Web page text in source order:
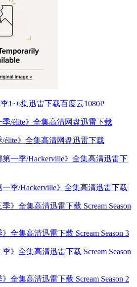
1~6集迅雷下载百度云1080P
/élite》全集高清网盘迅雷下载
季/Hackerville》全集高清迅雷下载
全集高清迅雷下载 Scream Season 3
全集高清迅雷下载 Scream Season 2